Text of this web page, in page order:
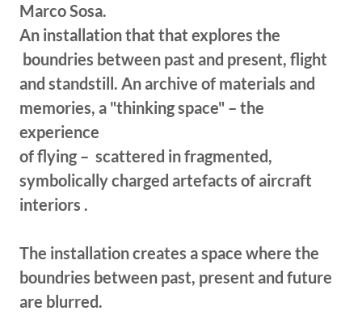
Marco Sosa.
An installation that that explores the
boundries between past and present, flight
and standstill. An archive of materials and
memories, a "thinking space" – the
experience
of flying – scattered in fragmented,
symbolically charged artefacts of aircraft
interiors .
The installation creates a space where the
boundries between past, present and future
are blurred.